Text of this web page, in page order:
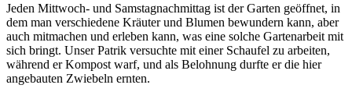
Jeden Mittwoch- und Samstagnachmittag ist der Garten geöffnet, in
dem man verschiedene Kräuter und Blumen bewundern kann, aber
auch mitmachen und erleben kann, was eine solche Gartenarbeit mit
sich bringt. Unser Patrik versuchte mit einer Schaufel zu arbeiten,
während er Kompost warf, und als Belohnung durfte er die hier
angebauten Zwiebeln ernten.